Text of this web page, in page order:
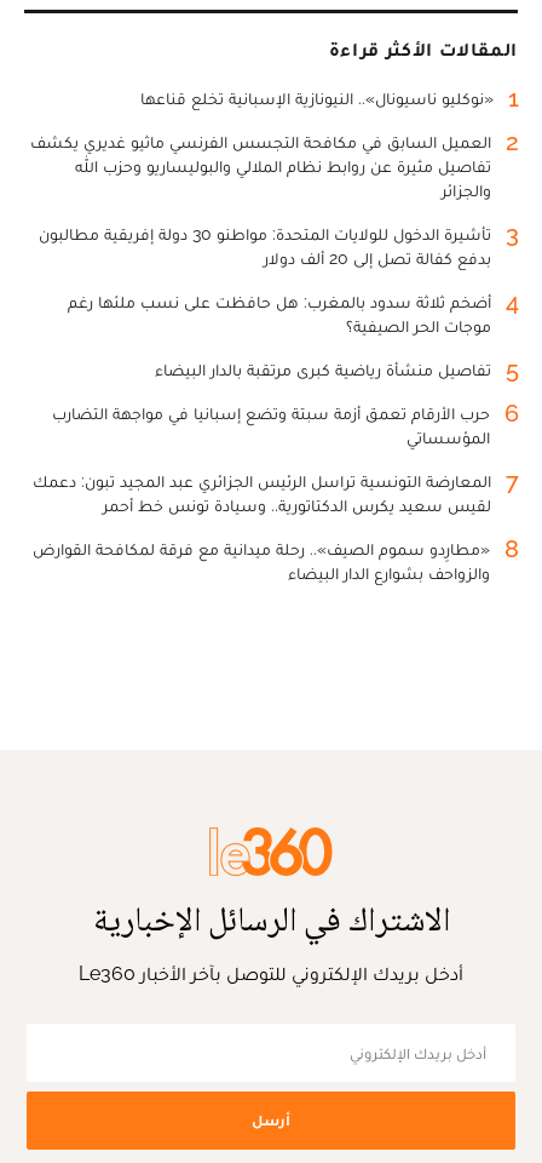
المقالات الأكثر قراءة
1 «نوكليو ناسيونال».. النيونازية الإسبانية تخلع قناعها
2
العميل السابق في مكافحة التجسس الفرنسي ماثيو غديري يكشف
تفاصيل مثيرة عن روابط نظام الملالي والبوليساريو وحزب الله
والجزائر
3
تأشيرة الدخول للولايات المتحدة: مواطنو 30 دولة إفريقية مطالبون
بدفع كفالة تصل إلى 20 ألف دولار
4
أضخم ثلاثة سدود بالمغرب: هل حافظت على نسب ملئها رغم
موجات الحر الصيفية؟
5 تفاصيل منشأة رياضية كبرى مرتقبة بالدار البيضاء
6
حرب الأرقام تعمق أزمة سبتة وتضع إسبانيا في مواجهة التضارب
المؤسساتي
7
المعارضة التونسية تراسل الرئيس الجزائري عبد المجيد تبون: دعمك
لقيس سعيد يكرس الدكتاتورية.. وسيادة تونس خط أحمر
8
«مطارِدو سموم الصيف».. رحلة ميدانية مع فرقة لمكافحة القوارض
والزواحف بشوارع الدار البيضاء
الاشتراك في الرسائل الإخبارية
أدخل بريدك الإلكتروني للتوصل بآخر الأخبار Le360
أرسل